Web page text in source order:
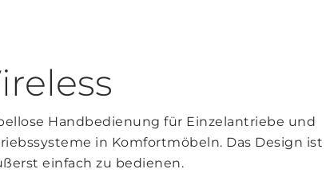
Handbedienung für Einzelantriebe und
in Komfortmöbeln. Das Design ist
einfach zu bedienen.